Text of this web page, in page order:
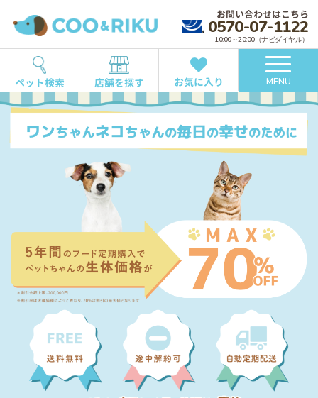
お問い合わせはこちら
0570-07-1122
10:00～20:00（ナビダイヤル）
ペット検索 店舗を探す お気に入り MENU